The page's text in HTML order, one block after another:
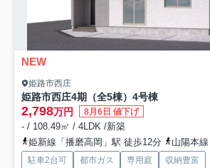
NEW
姫路市西庄
姫路市西庄4期（全5棟）4号棟
2,798万円 8月6日 値下げ
- / 108.49㎡ / 4LDK /新築
姫新線「播磨高岡」駅 徒歩12分
山陽本線「
駐車2台可 都市ガス 専用庭
収納豊富